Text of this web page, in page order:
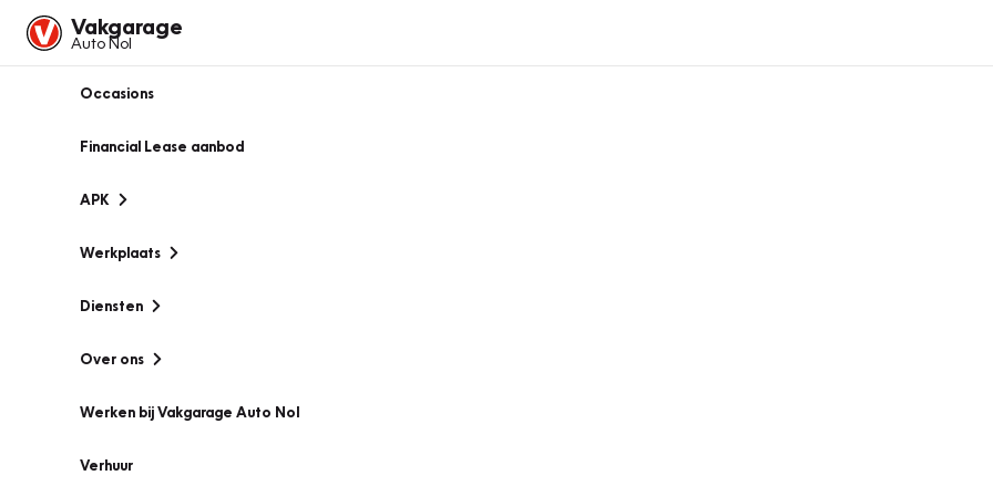
Vakgarage
Auto Nol
Occasions
Financial Lease aanbod
APK
Werkplaats
Diensten
Over ons
Werken bij Vakgarage Auto Nol
Verhuur